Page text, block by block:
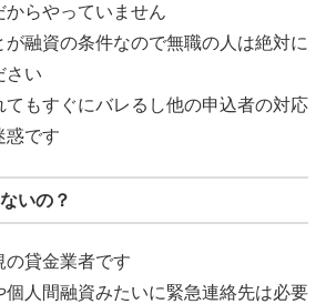
らやっていません
融資の条件なので無職の人は絶対に
さい
てもすぐにバレるし他の申込者の対応
惑です
いの？
の貸金業者です
個人間融資みたいに緊急連絡先は必要